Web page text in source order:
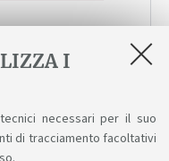
I
necessari per il suo
di tracciamento facoltativi
il servizio di
culturale.